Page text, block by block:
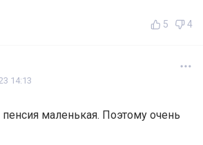
5 4
14:13
маленькая. Поэтому очень